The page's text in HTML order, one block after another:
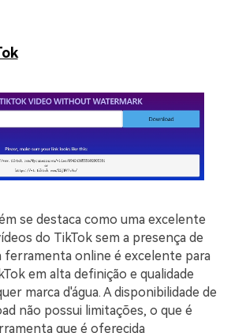
se destaca como uma excelente
do TikTok sem a presença de
ferramenta online é excelente para
em alta definição e qualidade
marca d'água. A disponibilidade de
não possui limitações, o que é
que é oferecida